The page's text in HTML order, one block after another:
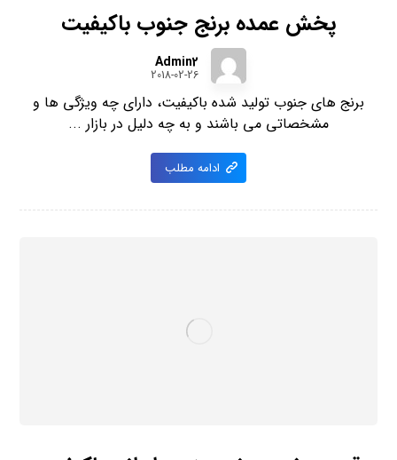
پخش عمده برنج جنوب باکیفیت
Admin2
2018-02-26
برنج های جنوب تولید شده باکیفیت، دارای چه ویژگی ها و
مشخصاتی می باشند و به چه دلیل در بازار ...
ادامه مطلب